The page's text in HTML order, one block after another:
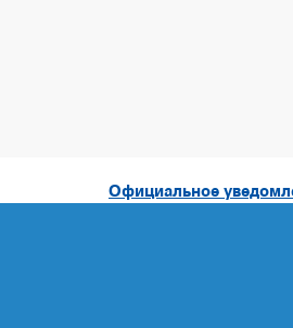
Официальное